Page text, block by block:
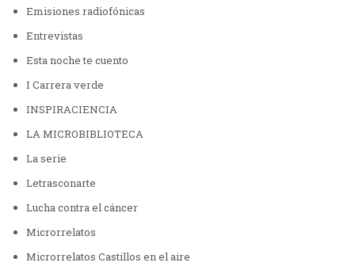
Emisiones radiofónicas
Entrevistas
Esta noche te cuento
I Carrera verde
INSPIRACIENCIA
LA MICROBIBLIOTECA
La serie
Letrasconarte
Lucha contra el cáncer
Microrrelatos
Microrrelatos Castillos en el aire